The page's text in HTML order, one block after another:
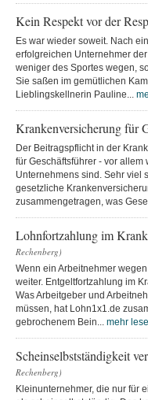
Kein Respekt vor der
Es war wieder soweit. Nach
erfolgreichen Unternehmer
weniger des Sportes wegen,
Sie saßen im gemütlichen
Lieblingskellnerin Pauline...
Krankenversicherung für
Der Beitragspflicht in der
für Geschäftsführer - vor
Unternehmens sind. Sehr viel
gesetzliche
zusammengetragen, was
Lohnfortzahlung im
Rechenberg)
Wenn ein Arbeitnehmer
weiter. Entgeltfortzahlung im
Was Arbeitgeber und
müssen, hat Lohn1x1.de
gebrochenem Bein... mehr
Scheinselbstständigkeit
Rechenberg)
Kleinunternehmer, die nur für